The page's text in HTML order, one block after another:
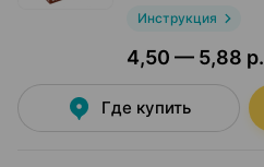
Инструкция
4,50 — 5,88 р.
Где купить